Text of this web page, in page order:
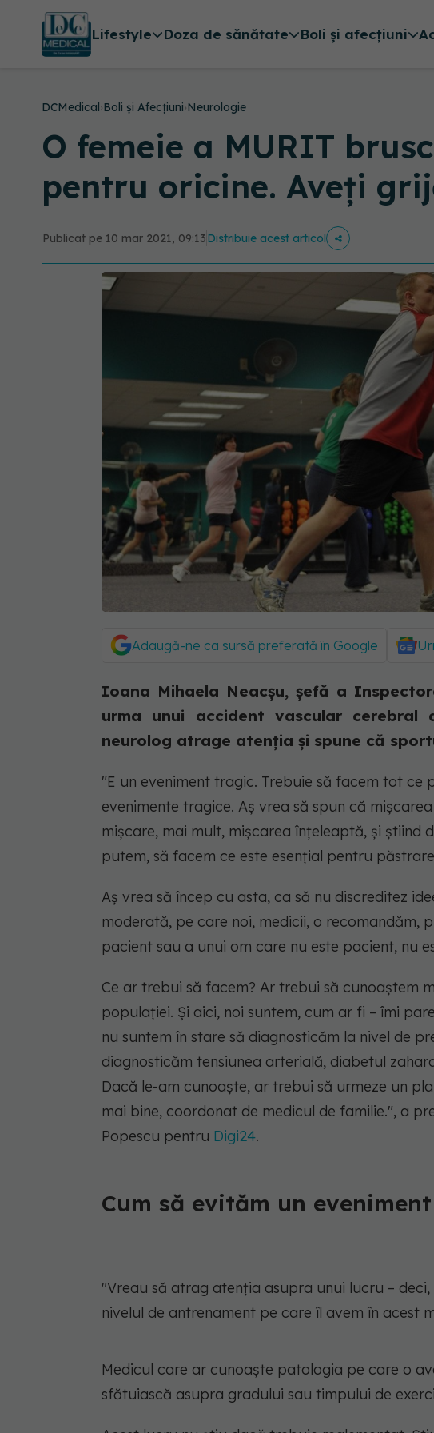
Lifestyle Doza de sănătate Boli și afecțiuni
DCMedical›Boli și Afecțiuni›Neurologie
O femeie a MURIT
pentru oricine. Aveți
Publicat pe 10 mar 2021, 09:13Distribuie acest articol
Adaugă-ne ca sursă preferată în Google
Ioana Mihaela Neacșu, șefă a
urma unui accident vascular
neurolog atrage atenția și spune că
"E un eveniment tragic. Trebuie să facem tot ce
evenimente tragice. Aș vrea să spun că
mișcare, mai mult, mișcarea înțeleaptă, și știind
putem, să facem ce este esențial pentru
Aș vrea să încep cu asta, ca să nu discreditez
moderată, pe care noi, medicii, o recomandăm,
pacient sau a unui om care nu este pacient, nu
Ce ar trebui să facem? Ar trebui să cunoaștem
populației. Și aici, noi suntem, cum ar fi – îmi
nu suntem în stare să diagnosticăm la nivel de
diagnosticăm tensiunea arterială, diabetul
Dacă le-am cunoaște, ar trebui să urmeze un
mai bine, coordonat de medicul de familie.", a
Popescu pentru Digi24.
Cum să evităm un
"Vreau să atrag atenția asupra unui lucru –
nivelul de antrenament pe care îl avem în acest
Medicul care ar cunoaște patologia pe care o
sfătuiască asupra gradului sau timpului de